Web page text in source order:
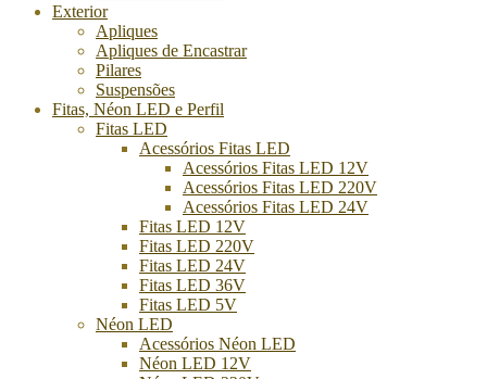
Exterior
Apliques
Apliques de Encastrar
Pilares
Suspensões
Fitas, Néon LED e Perfil
Fitas LED
Acessórios Fitas LED
Acessórios Fitas LED 12V
Acessórios Fitas LED 220V
Acessórios Fitas LED 24V
Fitas LED 12V
Fitas LED 220V
Fitas LED 24V
Fitas LED 36V
Fitas LED 5V
Néon LED
Acessórios Néon LED
Néon LED 12V